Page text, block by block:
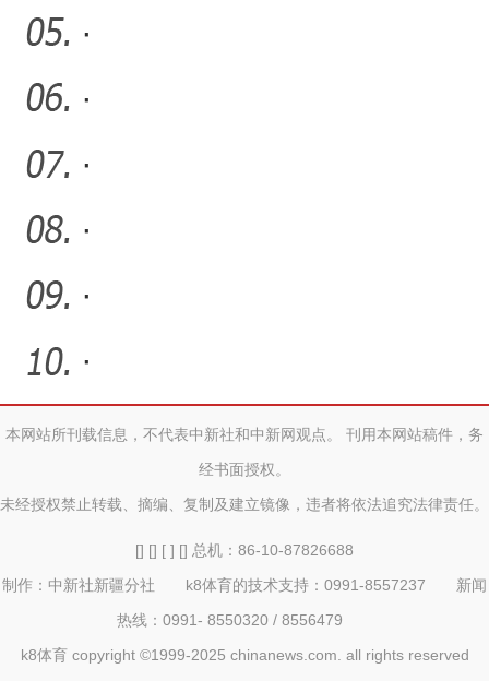
·
·
·
·
·
·
本网站所刊载信息，不代表中新社和中新网观点。 刊用本网站稿件，务
经书面授权。
未经授权禁止转载、摘编、复制及建立镜像，违者将依法追究法律责任。
[] [] [ ] [] 总机：86-10-87826688
制作：中新社新疆分社 k8体育的技术支持：0991-8557237 新闻
热线：0991- 8550320 / 8556479
k8体育 copyright ©1999-2025 chinanews.com. all rights reserved